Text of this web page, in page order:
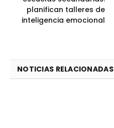
planifican talleres de
inteligencia emocional
NOTICIAS RELACIONADAS